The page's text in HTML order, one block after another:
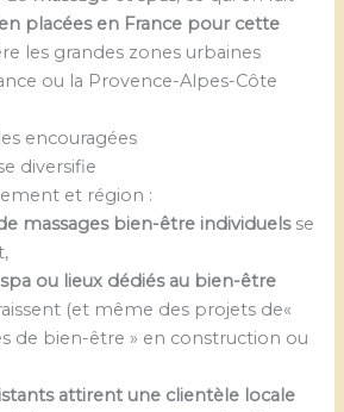
placées en France pour cette
les grandes zones urbaines
ou la Provence-Alpes-Côte
encouragées
diversifie
et région :
massages bien-être individuelsse
ou lieux dédiés au bien-être
(et même des projets de«
de bien-être » en construction ou
attirent une clientèle locale